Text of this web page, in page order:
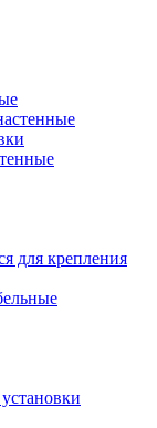
для крепления